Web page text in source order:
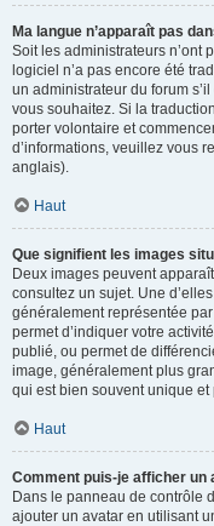
Ma langue n’apparaît pas
Soit les administrateurs n’ont
logiciel n’a pas encore été
un administrateur du forum
vous souhaitez. Si la
porter volontaire et
d’informations, veuillez vous
anglais).
Haut
Que signifient les images
Deux images peuvent
consultez un sujet. Une
généralement représentée
permet d’indiquer votre
publié, ou permet de
image, généralement plus
qui est bien souvent unique
Haut
Comment puis-je afficher un
Dans le panneau de contrôle
ajouter un avatar en utilisant